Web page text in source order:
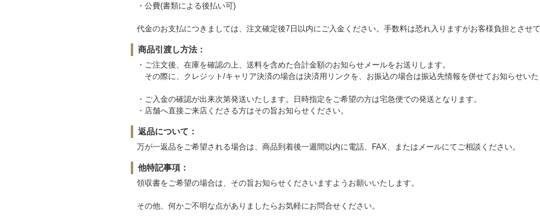
・公費(書類による後払い可)
代金のお支払につきましては、注文確定後7日以内にご入金ください。手数料は恐れ入りますがお客様負担とさせ
商品引渡し方法：
・ご注文後、在庫を確認の上、送料を含めた合計金額のお知らせメールをお送りします。
その際に、クレジット/キャリア決済の場合は決済用リンクを、お振込の場合は振込先情報を併せてお知らせい
・ご入金の確認が出来次第発送いたします。日時指定をご希望の方は宅急便での発送となります。
・店舗へ直接ご来店くださる方はその旨お知らせください。
返品について：
万が一返品をご希望される場合は、商品到着後一週間以内に電話、FAX、またはメールにてご相談ください。
他特記事項：
領収書をご希望の場合は、その旨お知らせくださいますようお願いいたします。
その他、何かご不明な点がありましたらお気軽にお問合せください。